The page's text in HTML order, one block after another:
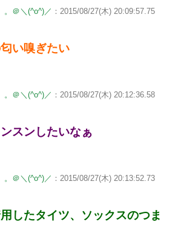
。＠＼(^o^)／ ：2015/08/27(木) 20:09:57.75
い嗅ぎたい
。＠＼(^o^)／ ：2015/08/27(木) 20:12:36.58
スンしたいなぁ
。＠＼(^o^)／ ：2015/08/27(木) 20:13:52.73
したタイツ、ソックスのつま